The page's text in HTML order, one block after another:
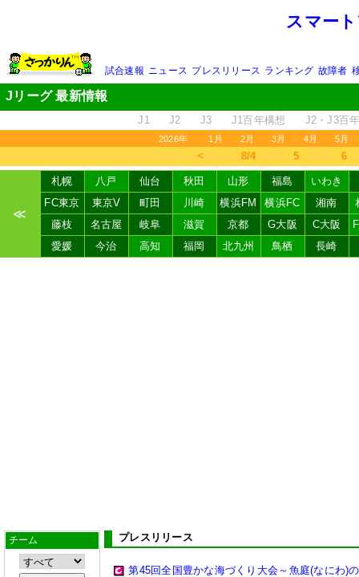
スマー
試合速報 ニュース プレスリリース ランキング 故障者
Jリーグ 最新情報
J1 J2 J3 J1百年構想 J2・J3百
2026年 1月 2月 3月 4月 5月
＜ 8/4 5 6
≪
札幌 八戸 仙台 秋田 山形 福島
いわき
FC東京
東京V 町田 川崎 横浜FM 横浜FC 湘南
藤枝
名古屋 岐阜 滋賀 京都 G大阪 C大阪
愛媛
今治 高知 福岡 北九州 鳥栖 長崎
チーム プレスリリース
第45回全国豊かな海づくり大会～魚庭(なにわ)